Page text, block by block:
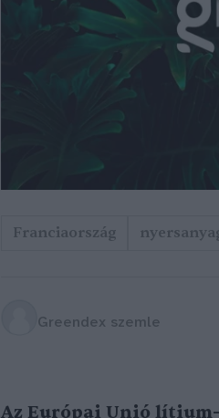
Franciaország
Greendex szemle
Az Európai Unió